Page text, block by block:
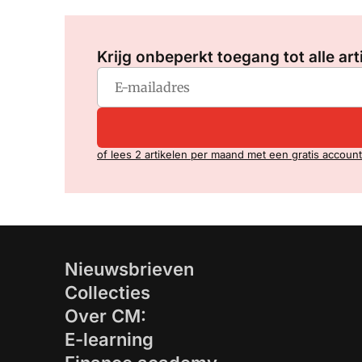
Krijg onbeperkt toegang tot alle
of lees 2 artikelen per maand met een gratis account
Nieuwsbrieven
Collecties
Over CM:
E-learning